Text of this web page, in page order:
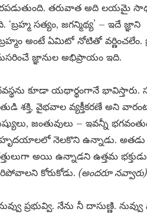
తరువాత అది లయమై
సత్యం, జగన్మిథ్య’ – ఇదే జ్ఞాని
అంటే ఏమిటో నోటితో వర్ణించలేం.
జ్ఞానుల అభిప్రాయం ఇది.
కూడా యథార్థంగానే
శక్తి, వైభవాల వ్యక్తీకరణే అని
జంతువులు – ఇవన్నీ
హృదయాలలో నెలకొని ఉన్నాడు.
అయి ఉన్నాడని ఉత్తమ
కోరుకోడు. (అందరూ నవ్వారు)
ప్రభువ్వి. నేను నీ దాసుణ్ణి.